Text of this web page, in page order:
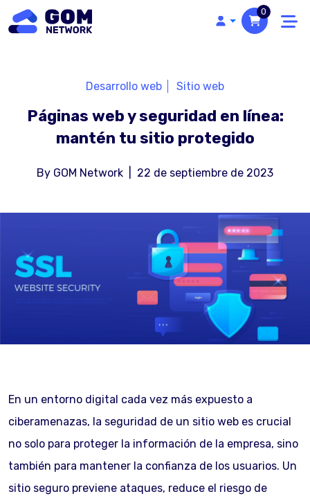
0
Páginas web y seguridad en línea:
mantén tu sitio protegido
Desarrollo web Sitio web
By GOM Network 22 de septiembre de 2023
En un entorno digital cada vez más expuesto a
ciberamenazas, la seguridad de un sitio web es crucial
no solo para proteger la información de la empresa, sino
también para mantener la confianza de los usuarios. Un
sitio seguro previene ataques, reduce el riesgo de